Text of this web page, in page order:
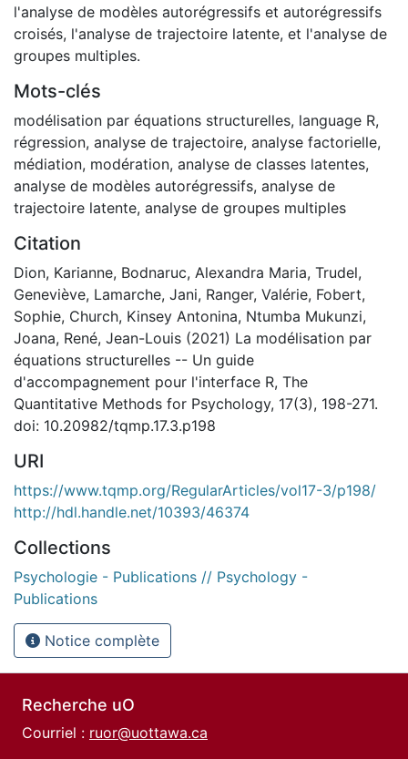
l'analyse de modèles autorégressifs et autorégressifs
croisés, l'analyse de trajectoire latente, et l'analyse de
groupes multiples.
Mots-clés
modélisation par équations structurelles, language R,
régression, analyse de trajectoire, analyse factorielle,
médiation, modération, analyse de classes latentes,
analyse de modèles autorégressifs, analyse de
trajectoire latente, analyse de groupes multiples
Citation
Dion, Karianne, Bodnaruc, Alexandra Maria, Trudel,
Geneviève, Lamarche, Jani, Ranger, Valérie, Fobert,
Sophie, Church, Kinsey Antonina, Ntumba Mukunzi,
Joana, René, Jean-Louis (2021) La modélisation par
équations structurelles -- Un guide
d'accompagnement pour l'interface R, The
Quantitative Methods for Psychology, 17(3), 198-271.
doi: 10.20982/tqmp.17.3.p198
URI
https://www.tqmp.org/RegularArticles/vol17-3/p198/
http://hdl.handle.net/10393/46374
Collections
Psychologie - Publications // Psychology -
Publications
Notice complète
Recherche uO
Courriel : ruor@uottawa.ca